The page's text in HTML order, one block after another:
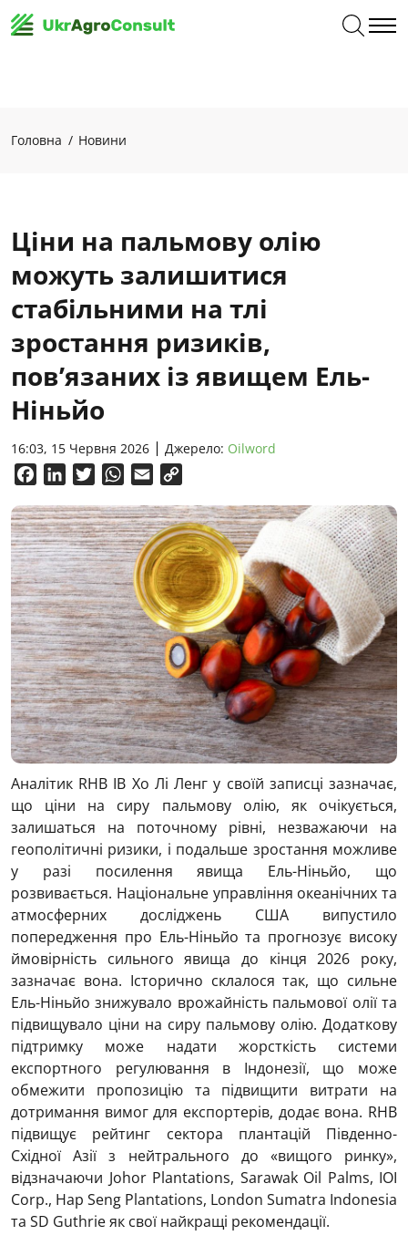
Головна Новини
Ціни на пальмову олію
можуть залишитися
стабільними на тлі
зростання ризиків,
пов’язаних із явищем Ель-
Ніньйо
16:03, 15 Червня 2026 Джерело: Oilword
FacebookLinkedInTwitterWhatsApp
Email
Аналітик RHB IB Хо Лі Ленг у своїй записці зазначає,
що ціни на сиру пальмову олію, як очікується,
залишаться на поточному рівні, незважаючи на
геополітичні ризики, і подальше зростання можливе
у разі посилення явища Ель-Ніньйо, що
розвивається. Національне управління океанічних та
атмосферних досліджень США випустило
попередження про Ель-Ніньйо та прогнозує високу
ймовірність сильного явища до кінця 2026 року,
зазначає вона. Історично склалося так, що сильне
Ель-Ніньйо знижувало врожайність пальмової олії та
підвищувало ціни на сиру пальмову олію. Додаткову
підтримку може надати жорсткість системи
експортного регулювання в Індонезії, що може
обмежити пропозицію та підвищити витрати на
дотримання вимог для експортерів, додає вона. RHB
підвищує рейтинг сектора плантацій Південно-
Східної Азії з нейтрального до «вищого ринку»,
відзначаючи Johor Plantations, Sarawak Oil Palms, IOI
Corp., Hap Seng Plantations, London Sumatra Indonesia
та SD Guthrie як свої найкращі рекомендації.